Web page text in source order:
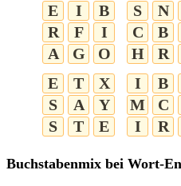
E I
B
R
F
I
A
G O
S N
C
B
H
R
E
T
X
S
A
Y
S
T E
I B
M
C
I
R
Buchstabenmix bei Wort-